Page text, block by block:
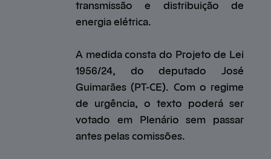
transmissão e distribuição de
energia elétrica.
A medida consta do Projeto de Lei
1956/24, do deputado José
Guimarães (PT-CE). Com o regime
de urgência, o texto poderá ser
votado em Plenário sem passar
antes pelas comissões.